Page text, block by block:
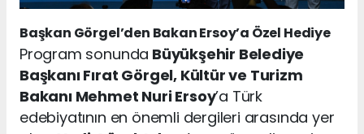
Başkan Görgel’den Bakan Ersoy’a Özel Hediye
Program sonunda Büyükşehir Belediye
Başkanı Fırat Görgel, Kültür ve Turizm
Bakanı Mehmet Nuri Ersoy’a Türk
edebiyatının en önemli dergileri arasında yer